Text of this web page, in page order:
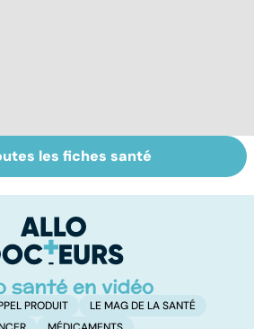
Inflammation des
amygdales : que
d'angine ?
les fiches santé
PRODUIT
LE MAG DE LA SANTÉ